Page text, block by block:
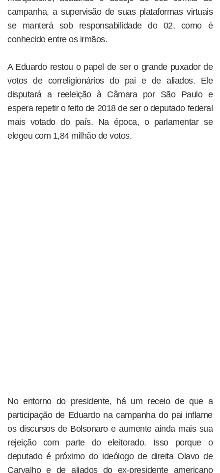
campanha, a supervisão de suas plataformas virtuais
se manterá sob responsabilidade do 02, como é
conhecido entre os irmãos.
A Eduardo restou o papel de ser o grande puxador de
votos de correligionários do pai e de aliados. Ele
disputará a reeleição à Câmara por São Paulo e
espera repetir o feito de 2018 de ser o deputado federal
mais votado do país. Na época, o parlamentar se
elegeu com 1,84 milhão de votos.
No entorno do presidente, há um receio de que a
participação de Eduardo na campanha do pai inflame
os discursos de Bolsonaro e aumente ainda mais sua
rejeição com parte do eleitorado. Isso porque o
deputado é próximo do ideólogo de direita Olavo de
Carvalho e de aliados do ex-presidente americano